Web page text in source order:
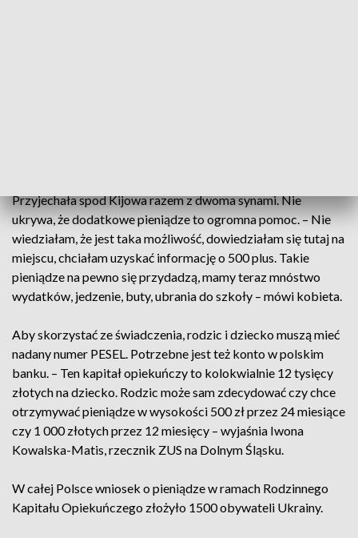
Przyjechała spod Kijowa razem z dwoma synami. Nie
ukrywa, że dodatkowe pieniądze to ogromna pomoc. – Nie
wiedziałam, że jest taka możliwość, dowiedziałam się tutaj na
miejscu, chciałam uzyskać informację o 500 plus. Takie
pieniądze na pewno się przydadzą, mamy teraz mnóstwo
wydatków, jedzenie, buty, ubrania do szkoły – mówi kobieta.
Aby skorzystać ze świadczenia, rodzic i dziecko muszą mieć
nadany numer PESEL. Potrzebne jest też konto w polskim
banku. – Ten kapitał opiekuńczy to kolokwialnie 12 tysięcy
złotych na dziecko. Rodzic może sam zdecydować czy chce
otrzymywać pieniądze w wysokości 500 zł przez 24 miesiące
czy 1 000 złotych przez 12 miesięcy – wyjaśnia Iwona
Kowalska-Matis, rzecznik ZUS na Dolnym Śląsku.
W całej Polsce wniosek o pieniądze w ramach Rodzinnego
Kapitału Opiekuńczego złożyło 1500 obywateli Ukrainy.